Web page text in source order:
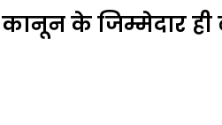
के जिम्मेदार